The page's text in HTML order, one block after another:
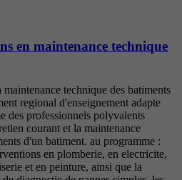
en maintenance technique
technique des batiments
regional d'enseignement adapte
des professionnels polyvalents
courant et la maintenance
d'un batiment. au programme :
en plomberie, en electricite,
et en peinture, ainsi que la